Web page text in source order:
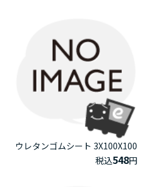
ウレタンゴムシート 3X100X100
税込548円